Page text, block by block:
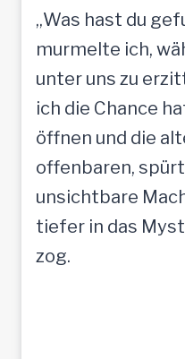
„Was hast du
murmelte ich,
unter uns zu
ich die Chance
öffnen und die
offenbaren,
unsichtbare
tiefer in das
zog.